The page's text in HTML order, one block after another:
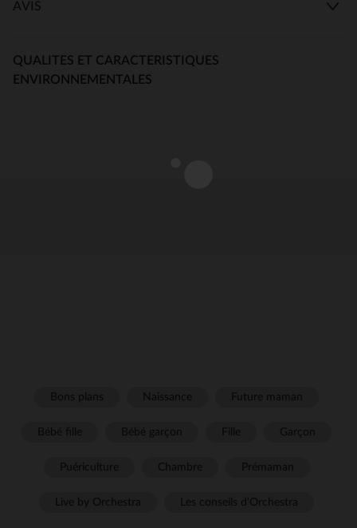
AVIS
QUALITES ET CARACTERISTIQUES
ENVIRONNEMENTALES